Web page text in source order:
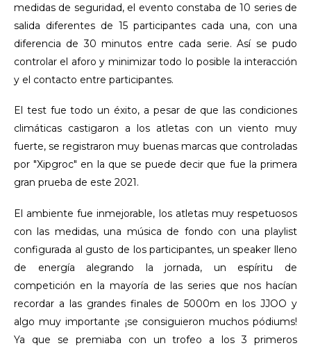
medidas de seguridad, el evento constaba de 10 series de
salida diferentes de 15 participantes cada una, con una
diferencia de 30 minutos entre cada serie. Así se pudo
controlar el aforo y minimizar todo lo posible la interacción
y el contacto entre participantes.
El test fue todo un éxito, a pesar de que las condiciones
climáticas castigaron a los atletas con un viento muy
fuerte, se registraron muy buenas marcas que controladas
por "Xipgroc" en la que se puede decir que fue la primera
gran prueba de este 2021.
El ambiente fue inmejorable, los atletas muy respetuosos
con las medidas, una música de fondo con una playlist
configurada al gusto de los participantes, un speaker lleno
de energía alegrando la jornada, un espíritu de
competición en la mayoría de las series que nos hacían
recordar a las grandes finales de 5000m en los JJOO y
algo muy importante ¡se consiguieron muchos pódiums!
Ya que se premiaba con un trofeo a los 3 primeros